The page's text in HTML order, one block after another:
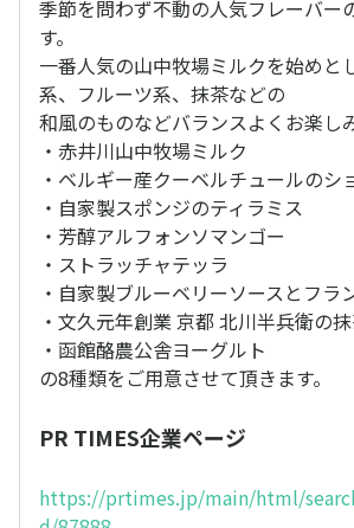
季節を問わず不動の人気フレーバー
す。
一番人気の山中牧場ミルクを始めと
系、フルーツ系、抹茶などの
和風のものなどバランスよくお楽し
・赤井川山中牧場ミルク
・ベルギー産クーベルチュールのシ
・自家製スポンジのティラミス
・芳醇アルフォンソマンゴー
・ストラッチャテッラ
・自家製ブルーベリーソースとフラ
・文久元年創業 京都 北川半兵衛の
・函館酪農公舎ヨーグルト
の8種類をご用意させて頂きます。
PR TIMES企業ページ
https://prtimes.jp/main/html/